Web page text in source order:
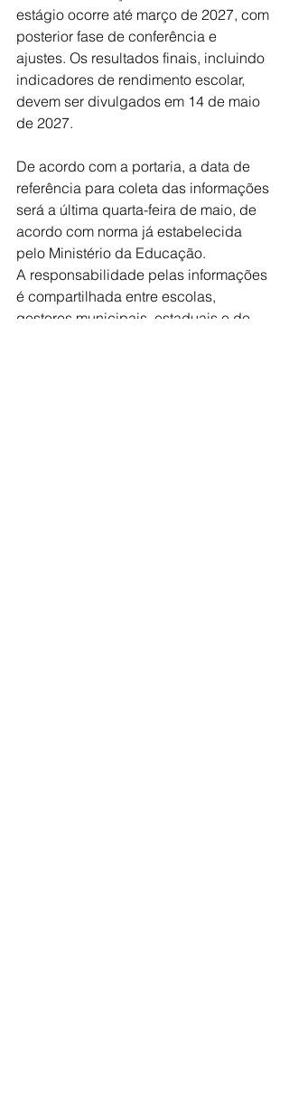
estágio ocorre até março de 2027, com
posterior fase de conferência e
ajustes. Os resultados finais, incluindo
indicadores de rendimento escolar,
devem ser divulgados em 14 de maio
de 2027.
De acordo com a portaria, a data de
referência para coleta das informações
será a última quarta-feira de maio, de
acordo com norma já estabelecida
pelo Ministério da Educação.
A responsabilidade pelas informações
é compartilhada entre escolas,
gestores municipais, estaduais e do